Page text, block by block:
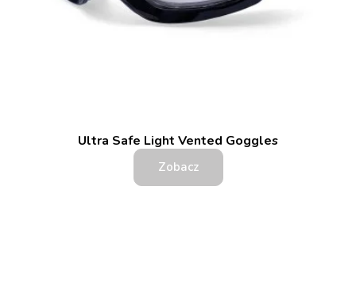
Ultra Safe Light Vented Goggles
Zobacz